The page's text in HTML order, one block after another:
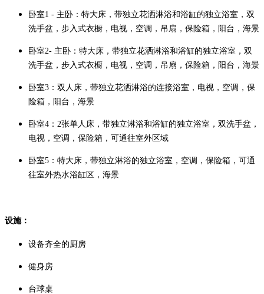
卧室1 - 主卧：特大床，带独立花洒淋浴和浴缸的独立浴室，双
洗手盆，步入式衣橱，电视，空调，吊扇，保险箱，阳台，海景
卧室2- 主卧：特大床，带独立花洒淋浴和浴缸的独立浴室，双
洗手盆，步入式衣橱，电视，空调，吊扇，保险箱，阳台，海景
卧室3：双人床，带独立花洒淋浴的连接浴室，电视，空调，保
险箱，阳台，海景
卧室4：2张单人床，带独立淋浴和浴缸的独立浴室，双洗手盆，
电视，空调，保险箱，可通往室外区域
卧室5：特大床，带独立淋浴的独立浴室，空调，保险箱，可通
往室外热水浴缸区，海景
设施：
设备齐全的厨房
健身房
台球桌